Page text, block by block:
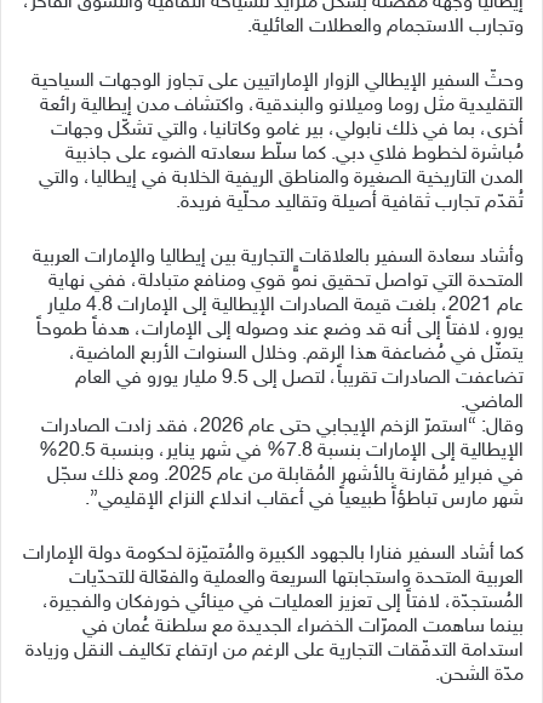
وتجارب الاستجمام والعطلات العائلية.
وحثّ السفير الإيطالي الزوار الإماراتيين على تجاوز الوجهات السياحية
التقليدية مثل روما وميلانو والبندقية، واكتشاف مدن إيطالية رائعة
أخرى، بما في ذلك نابولي، بير غامو وكاتانيا، والتي تشكّل وجهات
مُباشرة لخطوط فلاي دبي. كما سلّط سعادته الضوء على جاذبية
المدن التاريخية الصغيرة والمناطق الريفية الخلابة في إيطاليا، والتي
تُقدّم تجارب ثقافية أصيلة وتقاليد محلّية فريدة.
وأشاد سعادة السفير بالعلاقات التجارية بين إيطاليا والإمارات العربية
المتحدة التي تواصل تحقيق نموٍّ قوي ومنافع متبادلة، ففي نهاية
عام 2021، بلغت قيمة الصادرات الإيطالية إلى الإمارات 4.8 مليار
يورو، لافتاً إلى أنه قد وضع عند وصوله إلى الإمارات، هدفاً طموحاً
يتمثّل في مُضاعفة هذا الرقم. وخلال السنوات الأربع الماضية،
تضاعفت الصادرات تقريباً، لتصل إلى 9.5 مليار يورو في العام
الماضي.
وقال: “استمرّ الزخم الإيجابي حتى عام 2026، فقد زادت الصادرات
الإيطالية إلى الإمارات بنسبة 7.8% في شهر يناير، وبنسبة 20.5%
في فبراير مُقارنة بالأشهر المُقابلة من عام 2025. ومع ذلك سجّل
شهر مارس تباطؤاً طبيعياً في أعقاب اندلاع النزاع الإقليمي”.
كما أشاد السفير فنارا بالجهود الكبيرة والمُتميّزة لحكومة دولة الإمارات
العربية المتحدة واستجابتها السريعة والعملية والفعّالة للتحدّيات
المُستجدّة، لافتاً إلى تعزيز العمليات في مينائي خورفكان والفجيرة،
بينما ساهمت الممرّات الخضراء الجديدة مع سلطنة عُمان في
استدامة التدفّقات التجارية على الرغم من ارتفاع تكاليف النقل وزيادة
مدّة الشحن.